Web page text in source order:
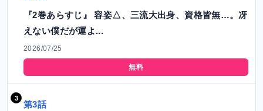
『2巻あらすじ』 容姿△、三流大出身、資格皆無…。冴
えない僕だが運よ...
2026/07/25
無料
第3話